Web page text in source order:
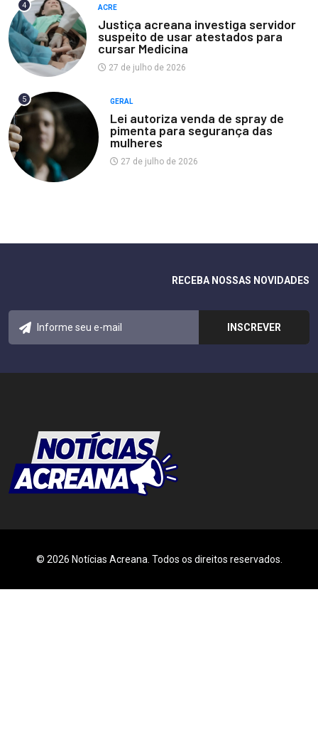
4 ACRE
Justiça acreana investiga servidor
suspeito de usar atestados para
cursar Medicina
27 de julho de 2026
5 GERAL
Lei autoriza venda de spray de
pimenta para segurança das
mulheres
27 de julho de 2026
RECEBA NOSSAS NOVIDADES
© 2026 Notícias Acreana. Todos os direitos reservados.